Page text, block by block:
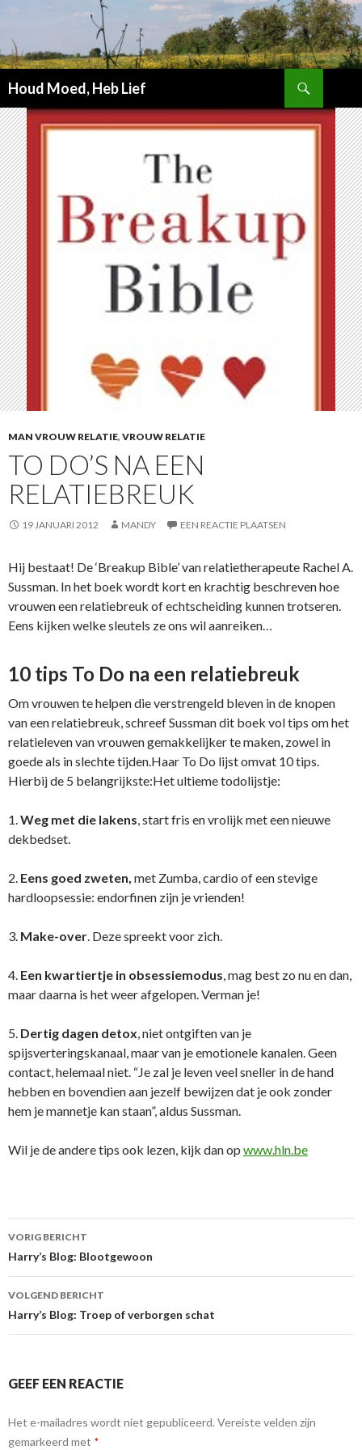
Houd Moed, Heb Lief
NAAR
INHOUD
MAN VROUW RELATIE, VROUW RELATIE
TO DO’S NA EEN
RELATIEBREUK
19 JANUARI 2012 MANDY EEN REACTIE PLAATSEN
Hij bestaat! De ‘Breakup Bible’ van relatietherapeute Rachel A.
Sussman. In het boek wordt kort en krachtig beschreven hoe
vrouwen een relatiebreuk of echtscheiding kunnen trotseren.
Eens kijken welke sleutels ze ons wil aanreiken…
10 tips To Do na een relatiebreuk
Om vrouwen te helpen die verstrengeld bleven in de knopen
van een relatiebreuk, schreef Sussman dit boek vol tips om het
relatieleven van vrouwen gemakkelijker te maken, zowel in
goede als in slechte tijden.Haar To Do lijst omvat 10 tips.
Hierbij de 5 belangrijkste:Het ultieme todolijstje:
1.Weg met die lakens, start fris en vrolijk met een nieuwe
dekbedset.
2. Eens goed zweten, met Zumba, cardio of een stevige
hardloopsessie: endorfinen zijn je vrienden!
3. Make-over. Deze spreekt voor zich.
4. Een kwartiertje in obsessiemodus, mag best zo nu en dan,
maar daarna is het weer afgelopen. Verman je!
5. Dertig dagen detox, niet ontgiften van je
spijsverteringskanaal, maar van je emotionele kanalen. Geen
contact, helemaal niet. “Je zal je leven veel sneller in de hand
hebben en bovendien aan jezelf bewijzen dat je ook zonder
hem je mannetje kan staan”, aldus Sussman.
Wil je de andere tips ook lezen, kijk dan op www.hln.be
Berichtnavigatie
VORIG BERICHT
Harry’s Blog: Blootgewoon
VOLGEND BERICHT
Harry’s Blog: Troep of verborgen schat
GEEF EEN REACTIE
Het e-mailadres wordt niet gepubliceerd. Vereiste velden zijn
gemarkeerd met *